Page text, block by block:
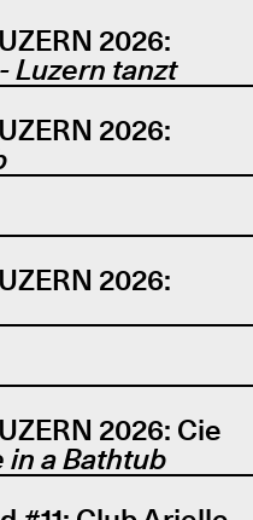
2026:
Luzern tanzt
2026:
2026:
2026: Cie
in a Bathtub